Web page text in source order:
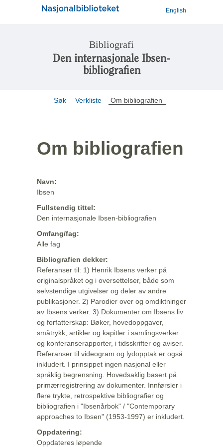
English
Bibliografi
Den internasjonale Ibsen-
bibliografien
Søk Verkliste Om bibliografien
Om bibliografien
Navn:
Ibsen
Fullstendig tittel:
Den internasjonale Ibsen-bibliografien
Omfang/fag:
Alle fag
Bibliografien dekker:
Referanser til: 1) Henrik Ibsens verker på
originalspråket og i oversettelser, både som
selvstendige utgivelser og deler av andre
publikasjoner. 2) Parodier over og omdiktninger
av Ibsens verker. 3) Dokumenter om Ibsens liv
og forfatterskap: Bøker, hovedoppgaver,
småtrykk, artikler og kapitler i samlingsverker
og konferanserapporter, i tidsskrifter og aviser.
Referanser til videogram og lydopptak er også
inkludert. I prinsippet ingen nasjonal eller
språklig begrensning. Hovedsaklig basert på
primærregistrering av dokumenter. Innførsler i
flere trykte, retrospektive bibliografier og
bibliografien i "Ibsenårbok" / "Contemporary
approaches to Ibsen" (1953-1997) er inkludert.
Oppdatering:
Oppdateres løpende